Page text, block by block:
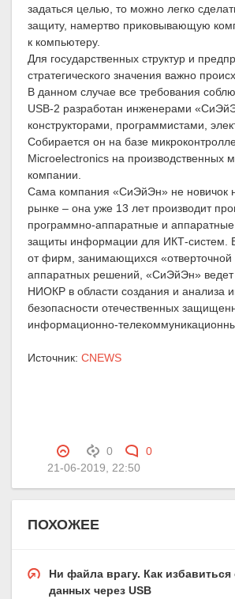
задаться целью, то можно легко
защиту, намертво приковывающую
к компьютеру.
Для государственных структур и
стратегического значения важно
В данном случае все требования
USB-2 разработан инженерами
конструкторами, программистами,
Собирается он на базе
Microelectronics на производственных
компании.
Сама компания «СиЭйЭн» не новичок
рынке – она уже 13 лет производит
программно-аппаратные и аппаратные
защиты информации для ИКТ-систем.
от фирм, занимающихся «отверточной
аппаратных решений, «СиЭйЭн» ведет
НИОКР в области создания и анализа
безопасности отечественных
информационно-
Источник: CNEWS
0
0
21-06-2019, 22:50
ПОХОЖЕЕ
Ни файла врагу. Как избавиться
данных через USB